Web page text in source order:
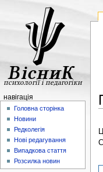
навігація
Головна сторінка
Новини
Редколегія
Нові редагування
Випадкова стаття
Розсилка новин